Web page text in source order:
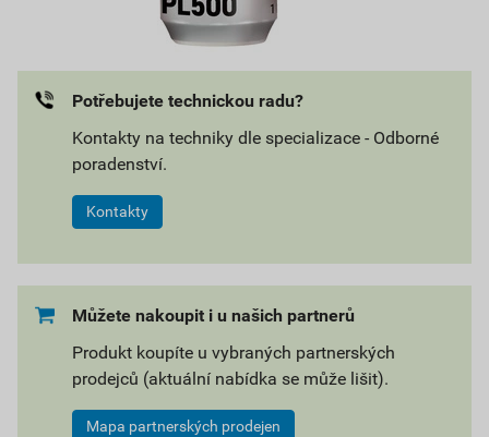
Potřebujete technickou radu?
Kontakty na techniky dle specializace - Odborné
poradenství.
Kontakty
Můžete nakoupit i u našich partnerů
Produkt koupíte u vybraných partnerských
prodejců (aktuální nabídka se může lišit).
Mapa partnerských prodejen